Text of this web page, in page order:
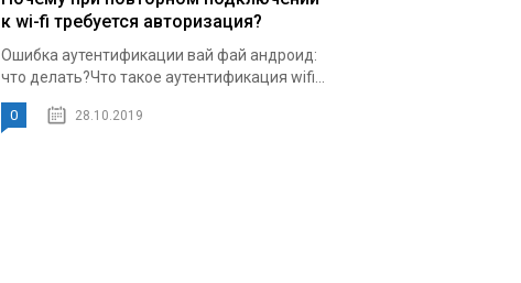
к wi-fi требуется авторизация?
Ошибка аутентификации вай фай андроид:
что делать?Что такое аутентификация wifi...
0 28.10.2019